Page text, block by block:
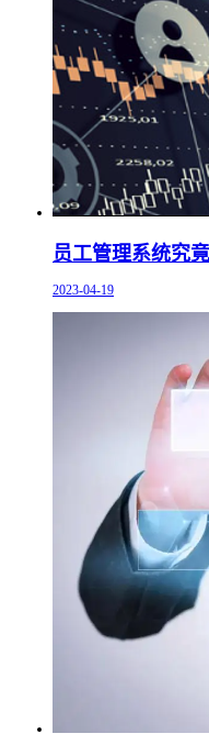
员工管理系统究
2023-04-19